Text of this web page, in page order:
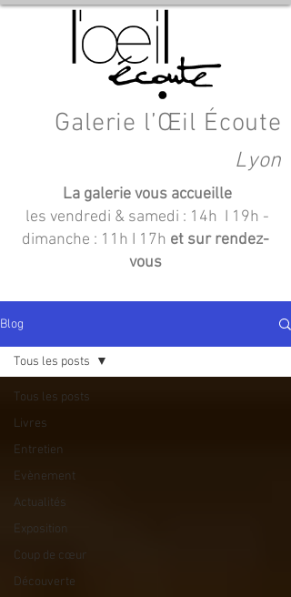
Galerie l’Œil Écoute
Lyon
La galerie vous accueille
les vendredi & samedi : 14h I 19h -
dimanche : 11h I 17h et sur rendez-
vous
Blog
Tous les posts
Livres
Entretien
Evènement
Actualités
Exposition
Coup de cœur
Découverte
Tous les posts